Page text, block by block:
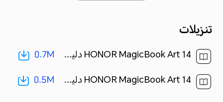
تنزيلات
HONOR MagicBook Art 14 دلیل المستخدم(MRA-721&MRA-561,02,ar-eg)[ 0.7M ]
0.7M
HONOR MagicBook Art 14 دليل التشغيل السريع(MRA-721&MRA-561,01,ar-eg)[ 0.5M ]
0.5M